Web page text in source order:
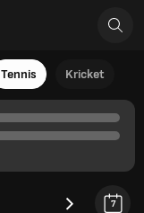
Tennis Kricket
7